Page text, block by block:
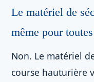
Le matériel de
même pour
Non. Le matériel
course hauturière